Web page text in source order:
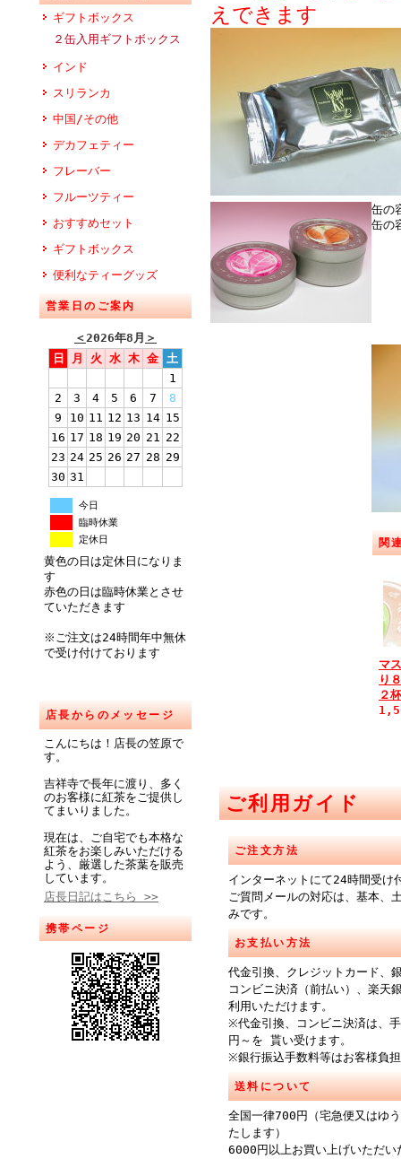
ギフトボックス
２缶入用ギフトボックス
インド
スリランカ
中国/その他
デカフェティー
フレーバー
フルーツティー
おすすめセット
ギフトボックス
便利なティーグッズ
営業日のご案内
＜2026年8月 ＞
日
月 火 水 木 金 土
1
2
3 4 5 6 7
8
9
10 11 12 13 14 15
16 17 18 19 20 21 22
23 24 25 26 27 28 29
30 31
今日
臨時休業
定休日
黄色の日は定休日になりま
す
赤色の日は臨時休業とさせ
ていただきます
※ご注文は24時間年中無休
で受け付けております
店長からのメッセージ
こんにちは！店長の笠原で
す。
吉祥寺で長年に渡り、多く
のお客様に紅茶をご提供し
てまいりました。
現在は、ご自宅でも本格な
紅茶をお楽しみいただける
よう、厳選した茶葉を販売
しています。
店長日記はこちら >>
携帯ページ
えできます
缶の
缶の
関
マ
り
２
ご利用ガイド
ご注文方法
インターネットにて24時間受け
ご質問メールの対応は、基本、
みです。
お支払い方法
代金引換、クレジットカード、
コンビニ決済（前払い）、楽天
利用いただけます。
※代金引換、コンビニ決済は、
円～を 貰い受けます。
※銀行振込手数料等はお客様負
送料について
全国一律700円（宅急便又はゆ
たします）
6000円以上お買い上げいただい